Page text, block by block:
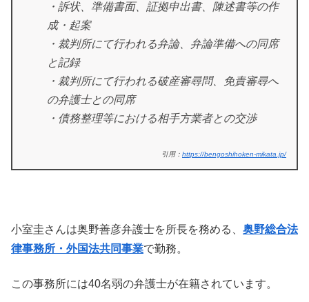
・訴状、準備書面、証拠申出書、陳述書等の作
成・起案
・裁判所にて行われる弁論、弁論準備への同席
と記録
・裁判所にて行われる破産審尋問、免責審尋へ
の弁護士との同席
・債務整理等における相手方業者との交渉
引用： https://bengoshihoken-mikata.jp/
小室圭さんは奥野善彦弁護士を所長を務める、 奥野総合法
律事務所・外国法共同事業で勤務。
この事務所には40名弱の弁護士が在籍されています。